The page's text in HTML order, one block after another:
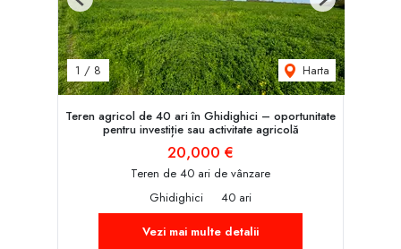
1 / 8 Harta
Previous Next
Teren agricol de 40 ari în Ghidighici – oportunitate
pentru investiție sau activitate agricolă
20,000 €
Teren de 40 ari de vânzare
Ghidighici
40 ari
Vezi mai multe detalii